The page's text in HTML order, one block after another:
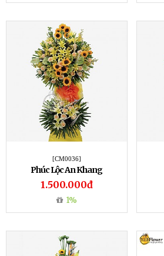
[CM0036]
Phúc Lộc An Khang
1.500.000đ
1%